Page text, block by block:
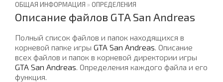
ОБЩАЯ ИНФОРМАЦИЯ »ОПРЕДЕЛЕНИЯ
Описание файлов GTA San Andreas
Полный список файлов и папок находящихся в
корневой папке игры GTA San Andreas. Описание
всех файлов и папок в корневой директории игры
GTA San Andreas. Определения каждого файла и его
функция.